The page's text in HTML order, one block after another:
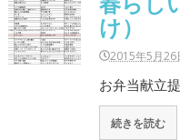
け）
2015年5月26
お弁当献立
続きを読む